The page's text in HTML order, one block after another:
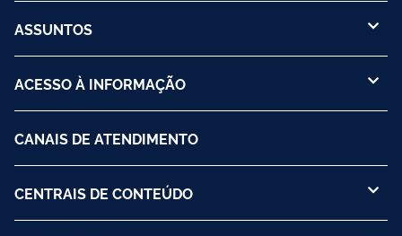
ASSUNTOS
ACESSO À INFORMAÇÃO
CANAIS DE ATENDIMENTO
CENTRAIS DE CONTEÚDO